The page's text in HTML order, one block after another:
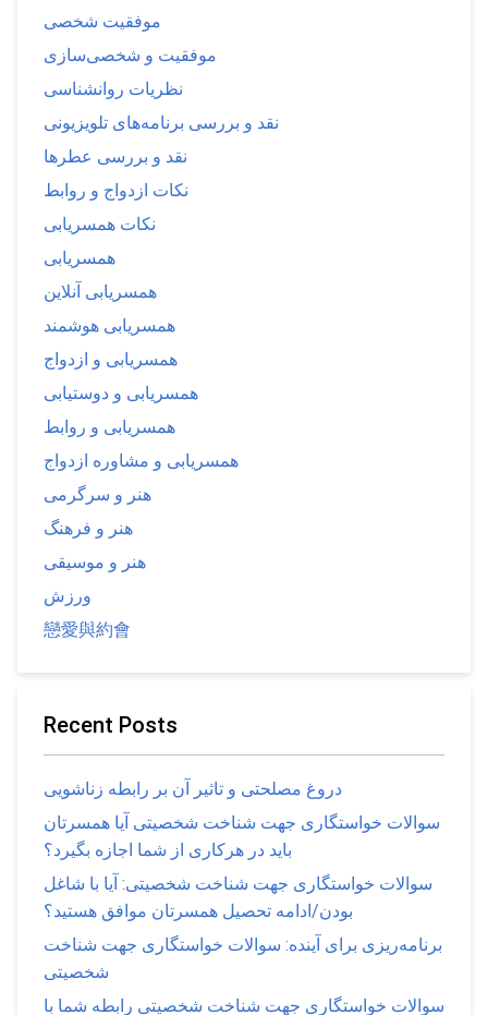
موفقیت شخصی
موفقیت و شخصی‌سازی
نظریات روانشناسی
نقد و بررسی برنامه‌های تلویزیونی
نقد و بررسی عطرها
نکات ازدواج و روابط
نکات همسریابی
همسریابی
همسریابی آنلاین
همسریابی هوشمند
همسریابی و ازدواج
همسریابی و دوستیابی
همسریابی و روابط
همسریابی و مشاوره ازدواج
هنر و سرگرمی
هنر و فرهنگ
هنر و موسیقی
ورزش
戀愛與約會
Recent Posts
دروغ مصلحتی و تاثیر آن بر رابطه زناشویی
سوالات خواستگاری جهت شناخت شخصیتی آیا همسرتان
باید در هرکاری از شما اجازه بگیرد؟
سوالات خواستگاری جهت شناخت شخصیتی: آیا با شاغل
بودن/ادامه تحصیل همسرتان موافق هستید؟
برنامه‌ریزی برای آینده: سوالات خواستگاری جهت شناخت
شخصیتی
سوالات خواستگاری جهت شناخت شخصیتی رابطه شما با